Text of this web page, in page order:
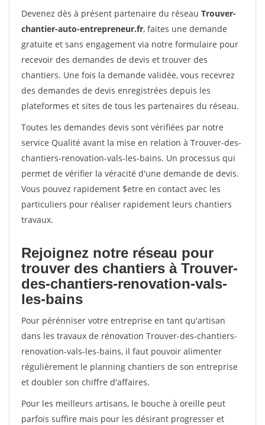
Devenez dès à présent partenaire du réseau Trouver-
chantier-auto-entrepreneur.fr, faites une demande
gratuite et sans engagement via notre formulaire pour
recevoir des demandes de devis et trouver des
chantiers. Une fois la demande validée, vous recevrez
des demandes de devis enregistrées depuis les
plateformes et sites de tous les partenaires du réseau.
Toutes les demandes devis sont vérifiées par notre
service Qualité avant la mise en relation à Trouver-des-
chantiers-renovation-vals-les-bains. Un processus qui
permet de vérifier la véracité d'une demande de devis.
Vous pouvez rapidement $etre en contact avec les
particuliers pour réaliser rapidement leurs chantiers
travaux.
Rejoignez notre réseau pour
trouver des chantiers à Trouver-
des-chantiers-renovation-vals-
les-bains
Pour pérénniser votre entreprise en tant qu'artisan
dans les travaux de rénovation Trouver-des-chantiers-
renovation-vals-les-bains, il faut pouvoir alimenter
régulièrement le planning chantiers de son entreprise
et doubler son chiffre d'affaires.
Pour les meilleurs artisans, le bouche à oreille peut
parfois suffire mais pour les désirant progresser et